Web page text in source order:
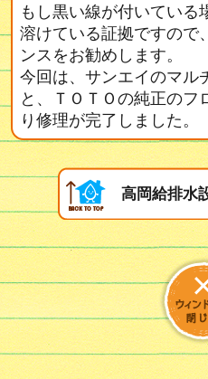
もし黒い線が付いている
溶けている証拠ですので
ンスをお勧めします。
今回は、サンエイのマル
と、ＴＯＴＯの純正のフ
り修理が完了しました。
高岡給排水